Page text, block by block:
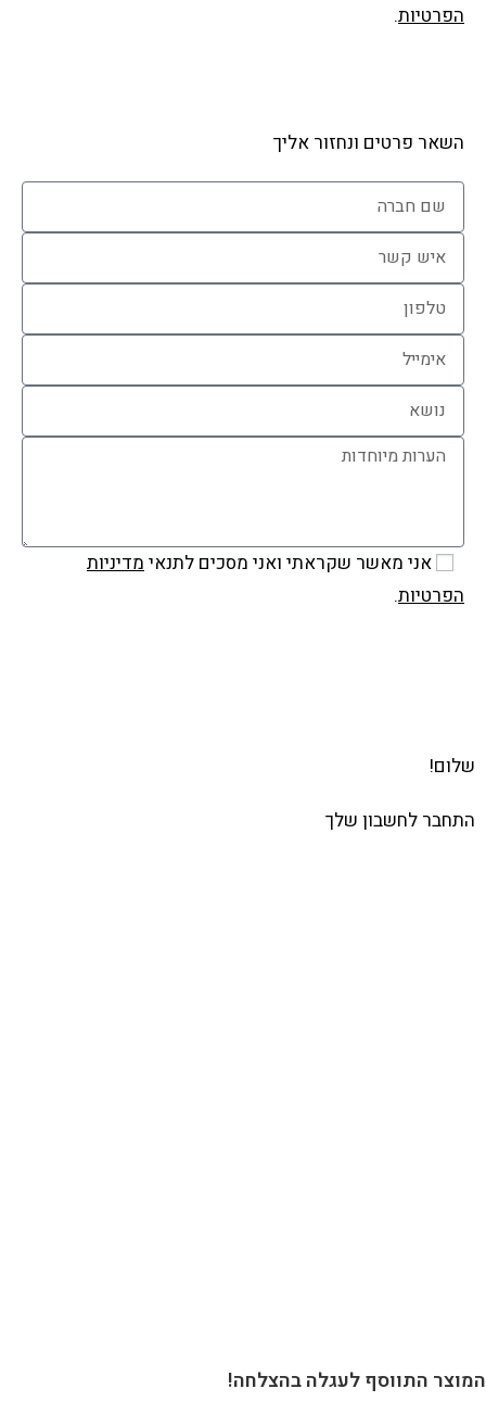
הפרטיות.
השאר פרטים ונחזור אליך
אני מאשר שקראתי ואני מסכים לתנאימדיניות
הפרטיות.
שלום!
התחבר לחשבון שלך
התווסף לעגלה בהצלחה!